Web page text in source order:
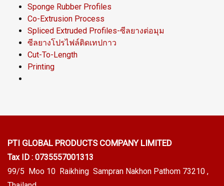
Sponge Rubber Profiles
Co-Extrusion Process
Spliced Extruded Profiles-ซีลยางต่อมุม
ซีลยางโปรไฟล์ติดเทปกาว
Cut-To-Length
Printing
PTI GLOBAL PRODUCTS COMPANY LIMITED
Tax ID : 0735557001313
99/5 Moo 10 Raikhing Sampran Nakhon Pathom 73210 ,